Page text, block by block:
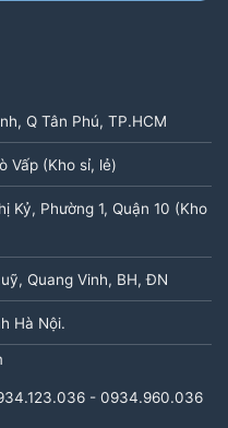
Q Tân Phú, TP.HCM
Vấp (Kho sỉ, lẻ)
Kỷ, Phường 1, Quận 10 (Kho
Quang Vinh, BH, ĐN
Hà Nội.
- 0934.960.036